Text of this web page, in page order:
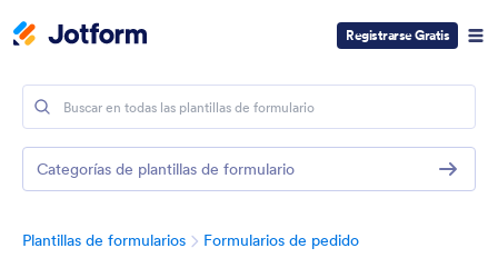
Registrarse Gratis
Plantillas de formularios Formularios de pedido
Categorías de plantillas de formulario